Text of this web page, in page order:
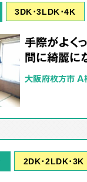
3DK･3LDK･4K
手際がよく
間に綺麗に
大阪府枚方市 A
2DK･2LDK･3K